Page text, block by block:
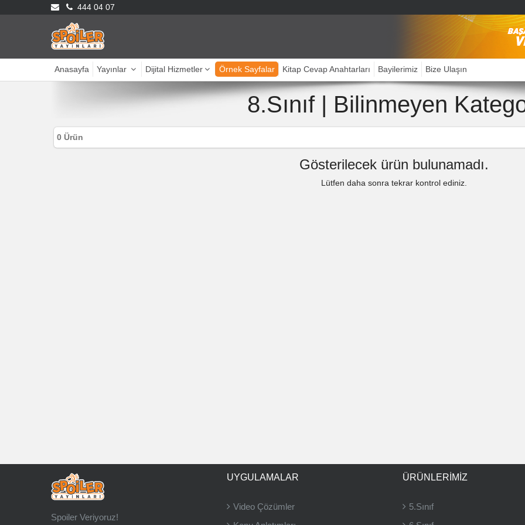
444 04 07
Anasayfa Yayınlar Dijital Hizmetler Örnek Sayfalar Kitap Cevap Anahtarları Bayilerimiz Bize Ulaşın
8.Sınıf | Bilinmeyen
0 Ürün
Gösterilecek ürün bulunamadı.
Lütfen daha sonra tekrar kontrol ediniz.
Spoiler Veriyoruz!
UYGULAMALAR
Video Çözümler
ÜRÜNLERIMIZ
5.Sınıf